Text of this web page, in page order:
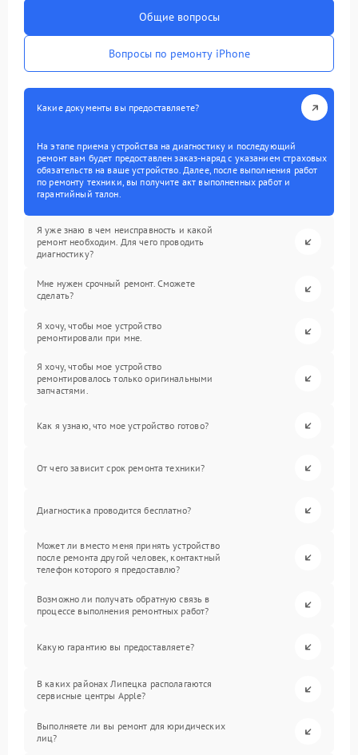
Общие вопросы
Вопросы по ремонту iPhone
Какие документы вы предоставляете?
На этапе приема устройства на диагностику и последующий
ремонт вам будет предоставлен заказ-наряд с указанием страховых
обязательств на ваше устройство. Далее, после выполнения работ
по ремонту техники, вы получите акт выполненных работ и
гарантийный талон.
Я уже знаю в чем неисправность и какой
ремонт необходим. Для чего проводить
диагностику?
Мне нужен срочный ремонт. Сможете
сделать?
Я хочу, чтобы мое устройство
ремонтировали при мне.
Я хочу, чтобы мое устройство
ремонтировалось только оригинальными
запчастями.
Как я узнаю, что мое устройство готово?
От чего зависит срок ремонта техники?
Диагностика проводится бесплатно?
Может ли вместо меня принять устройство
после ремонта другой человек, контактный
телефон которого я предоставлю?
Возможно ли получать обратную связь в
процессе выполнения ремонтных работ?
Какую гарантию вы предоставляете?
В каких районах Липецка располагаются
сервисные центры Apple?
Выполняете ли вы ремонт для юридических
лиц?